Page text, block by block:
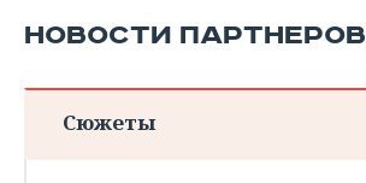
НОВОСТИ ПАРТНЕРОВ
Сюжеты